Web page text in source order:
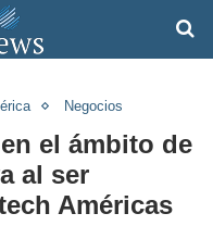
Negocios
el ámbito de
al ser
Américas